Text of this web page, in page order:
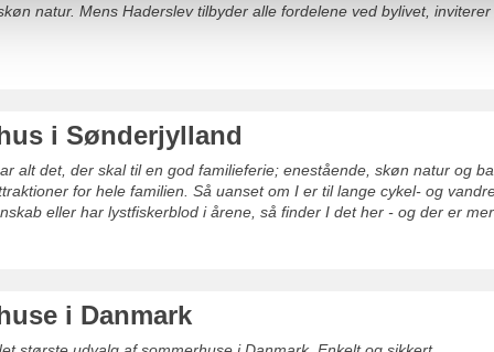
natur. Mens Haderslev tilbyder alle fordelene ved bylivet,
i Sønderjylland
alt det, der skal til en god familieferie; enestående, skøn natur og
for hele familien. Så uanset om I er til lange cykel- og
eller har lystfiskerblod i årene, så finder I det her - og der er
i Danmark